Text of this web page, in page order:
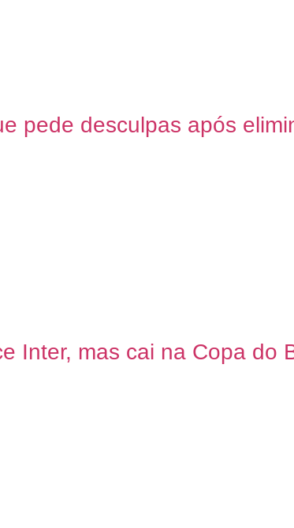
pede desculpas após
Inter, mas cai na Copa do